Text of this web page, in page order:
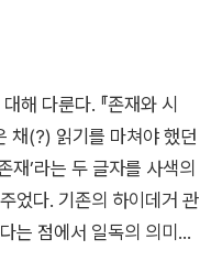
에서부터 존재를 해명하
량이 많다고 해서 겁먹
에도 유려한 문학적 필
거 사상을 명료하게 정
이데거의 작품들을 치열
장과 구절들을 책 속에
히 소화해낸 저자 자신만
없이 하이데거 사상을 풀
해 다룬다. 『존재와 시
채(?) 읽기를 마쳐야 했던
재’라는 두 글자를 사색의
었다. 기존의 하이데거 관
는 점에서 일독의 의미가